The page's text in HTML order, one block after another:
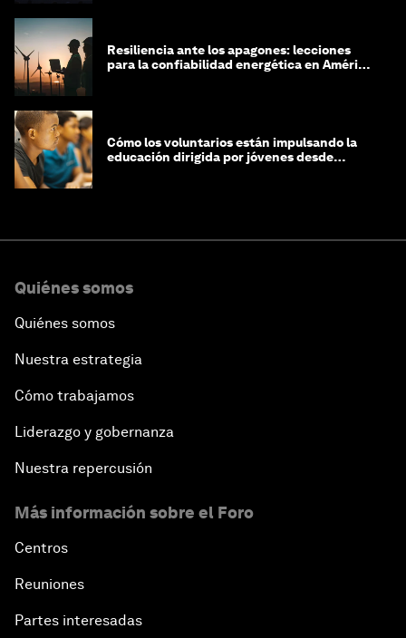
Resiliencia ante los apagones: lecciones
para la confiabilidad energética en América
Cómo los voluntarios están impulsando la
educación dirigida por jóvenes desde
Quiénes somos
Quiénes somos
Nuestra estrategia
Cómo trabajamos
Liderazgo y gobernanza
Nuestra repercusión
Más información sobre el Foro
Centros
Reuniones
Partes interesadas